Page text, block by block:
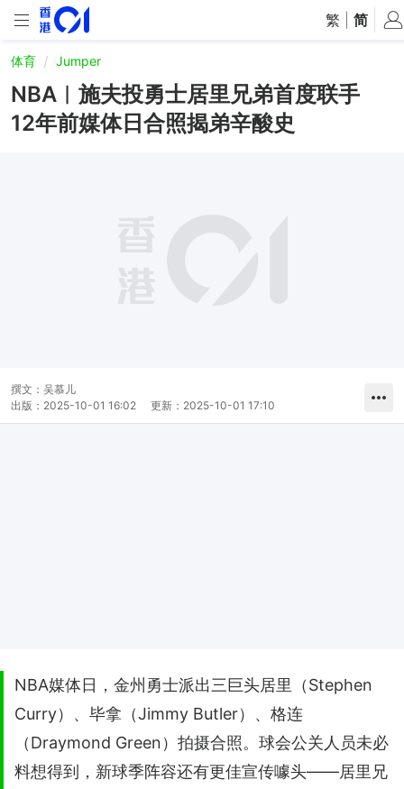
繁 简
体育 Jumper
NBA︱施夫投勇士居里兄弟首度联手
12年前媒体日合照揭弟辛酸史
撰文： 吴慕儿
出版： 2025-10-01 16:02 更新： 2025-10-01 17:10
NBA媒体日，金州勇士派出三巨头居里（Stephen
Curry）、毕拿（Jimmy Butler）、格连
（Draymond Green）拍摄合照。球会公关人员未必
料想得到，新球季阵容还有更佳宣传噱头——居里兄